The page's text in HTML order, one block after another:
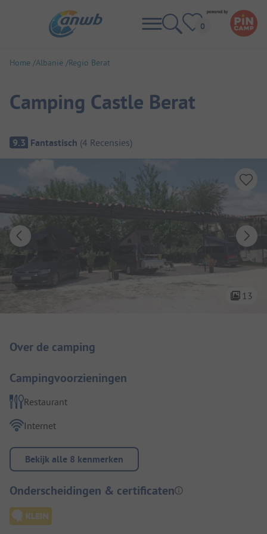
Home Albanië Regio Berat
Camping Castle Berat
Camping overzicht
9.3 Fantastisch (4 Recensies)
13
Over de camping
Campingvoorzieningen
Restaurant
Internet
Bekijk alle 8 kenmerken
Onderscheidingen & certificaten